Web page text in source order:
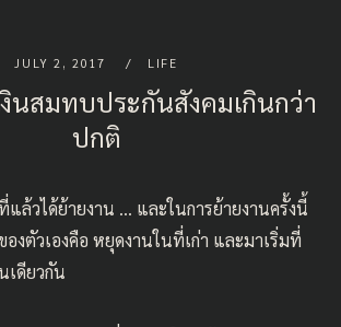
JULY 2, 2017 LIFE
งินสมทบประกันสังคมเกินกว่า
ปกติ
แล้วได้ย้ายงาน … และในการย้ายงานครั้งนี้
งตัวเองคือ หยุดงานในที่เก่า และมาเริ่มที่
เดียวกัน